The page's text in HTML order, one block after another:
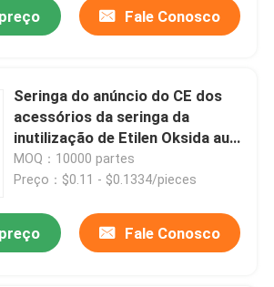
Fale Conosco
Seringa do anúncio do CE dos
acessórios da seringa da
inutilização de Etilen Oksida auto
0,5 Ml
MOQ：10000 partes
Preço：$0.11 - $0.1334/pieces
Fale Conosco